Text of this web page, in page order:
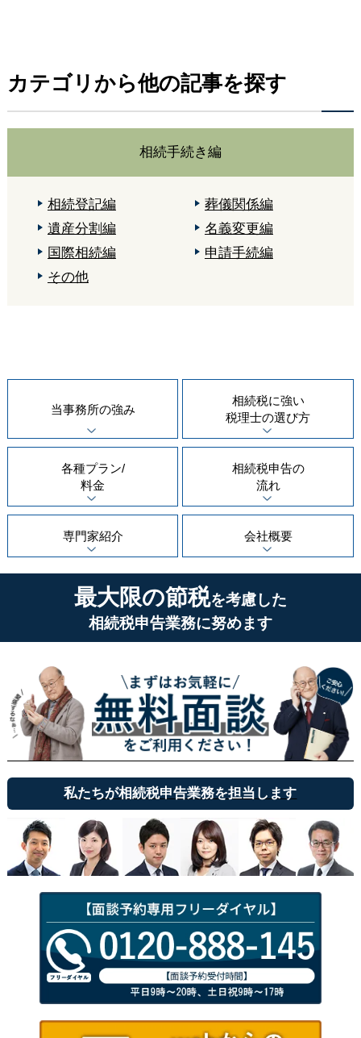
カテゴリから他の記事を探す
相続手続き編
相続登記編
葬儀関係編
遺産分割編
名義変更編
国際相続編
申請手続編
その他
当事務所の強み
相続税に強い
税理士の選び方
各種プラン/
料金
相続税申告の
流れ
専門家紹介 会社概要
最大限の節税を考慮した
相続税申告業務に努めます
私たちが相続税申告業務を担当します